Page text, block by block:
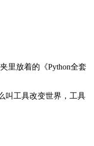
里放着的《Python全套
叫工具改变世界，工具